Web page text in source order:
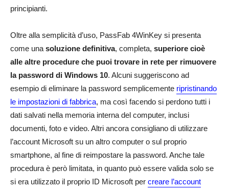
principianti.
Oltre alla semplicità d’uso, PassFab 4WinKey si presenta
come una soluzione definitiva, completa, superiore cioè
alle altre procedure che puoi trovare in rete per rimuovere
la password di Windows 10. Alcuni suggeriscono ad
esempio di eliminare la password semplicemente ripristinando
le impostazioni di fabbrica, ma così facendo si perdono tutti i
dati salvati nella memoria interna del computer, inclusi
documenti, foto e video. Altri ancora consigliano di utilizzare
l’account Microsoft su un altro computer o sul proprio
smartphone, al fine di reimpostare la password. Anche tale
procedura è però limitata, in quanto può essere valida solo se
si era utilizzato il proprio ID Microsoft per creare l’account